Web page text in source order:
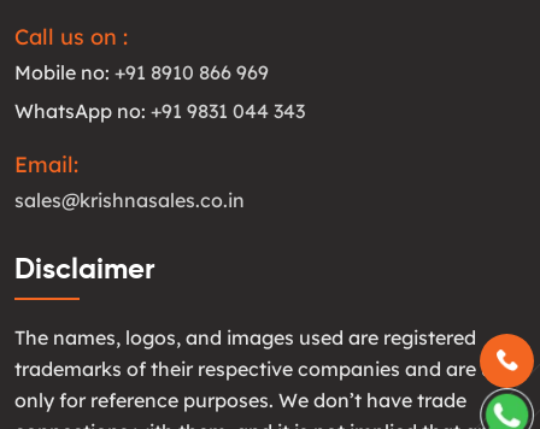
Call us on :
Mobile no: +91 8910 866 969
WhatsApp no: +91 9831 044 343
Email:
sales@krishnasales.co.in
Disclaimer
The names, logos, and images used are registered
trademarks of their respective companies and are used
only for reference purposes. We don’t have trade